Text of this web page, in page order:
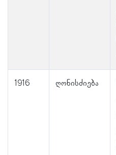
1916 ღონისძიება